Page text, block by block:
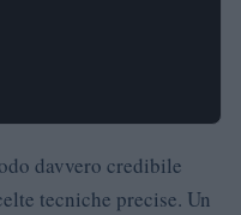
davvero credibile
tecniche precise. Un